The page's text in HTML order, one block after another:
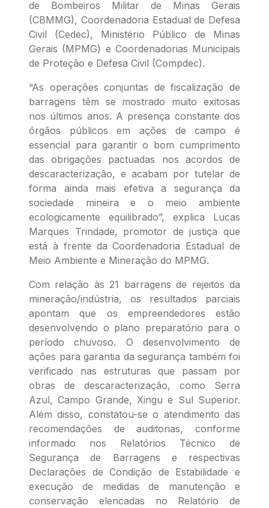
de Bombeiros Militar de Minas Gerais
(CBMMG), Coordenadoria Estadual de Defesa
Civil (Cedec), Ministério Público de Minas
Gerais (MPMG) e Coordenadorias Municipais
de Proteção e Defesa Civil (Compdec).
“As operações conjuntas de fiscalização de
barragens têm se mostrado muito exitosas
nos últimos anos. A presença constante dos
órgãos públicos em ações de campo é
essencial para garantir o bom cumprimento
das obrigações pactuadas nos acordos de
descaracterização, e acabam por tutelar de
forma ainda mais efetiva a segurança da
sociedade mineira e o meio ambiente
ecologicamente equilibrado”, explica Lucas
Marques Trindade, promotor de justiça que
está à frente da Coordenadoria Estadual de
Meio Ambiente e Mineração do MPMG.
Com relação às 21 barragens de rejeitos da
mineração/indústria, os resultados parciais
apontam que os empreendedores estão
desenvolvendo o plano preparatório para o
período chuvoso. O desenvolvimento de
ações para garantia da segurança também foi
verificado nas estruturas que passam por
obras de descaracterização, como Serra
Azul, Campo Grande, Xingu e Sul Superior.
Além disso, constatou-se o atendimento das
recomendações de auditorias, conforme
informado nos Relatórios Técnico de
Segurança de Barragens e respectivas
Declarações de Condição de Estabilidade e
execução de medidas de manutenção e
conservação elencadas no Relatório de